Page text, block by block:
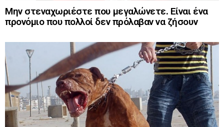
Μην στεναχωριέστε που μεγαλώνετε. Είναι ένα
προνόμιο που πολλοί δεν πρόλαβαν να ζήσουν